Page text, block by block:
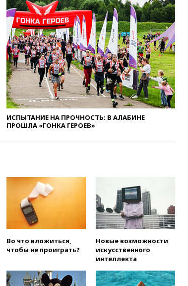
вчера, 22:49Минпромторг:
банкротство «Кванта» не
означает прекращения
производства телевизоров в
РФ
вчера, 22:35Семь грузовых
вагонов сошли с рельсов в
Оренбургской области
вчера, 22:22Минфин: в июле
выросли нефтегазовые
доходы российского бюджета
согласовал первый стандарт
пройдет в Саудовской Аравии
вчера, 21:35Машков: в РФ
подготовили концепцию
развития театрального
вчера, 21:21Правительство
РФ разрешило продажу
экологических классов
ИСПЫТАНИЕ НА ПРОЧНОСТЬ: В АЛАБИНЕ
ПРОШЛА «ГОНКА ГЕРОЕВ»
Во что вложиться,
чтобы не проиграть?
Новые возможности
искусственного
интеллекта